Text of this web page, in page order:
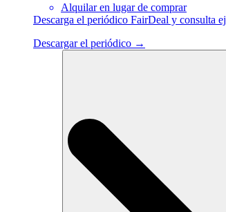
Alquilar en lugar de comprar
Descarga el periódico FairDeal y consulta
Descargar el periódico →